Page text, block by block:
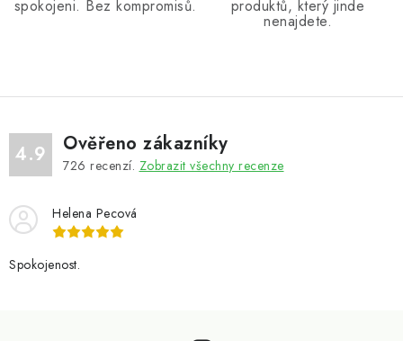
spokojeni. Bez kompromisů. produktů, který jinde
nenajdete.
4.9 Ověřeno zákazníky
726 recenzí. Zobrazit všechny recenze
Helena Pecová
Spokojenost.